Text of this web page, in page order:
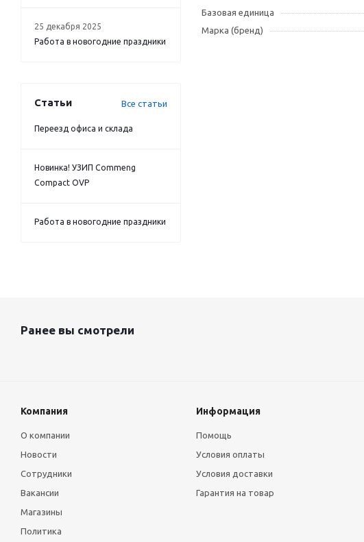
Базовая единица
Марка (бренд)
25 декабря 2025
Работа в новогодние праздники
Статьи Все статьи
Переезд офиса и склада
Новинка! УЗИП Commeng
Compact OVP
Работа в новогодние праздники
Ранее вы смотрели
Компания
О компании
Новости
Сотрудники
Вакансии
Магазины
Политика
Информация
Помощь
Условия оплаты
Условия доставки
Гарантия на товар